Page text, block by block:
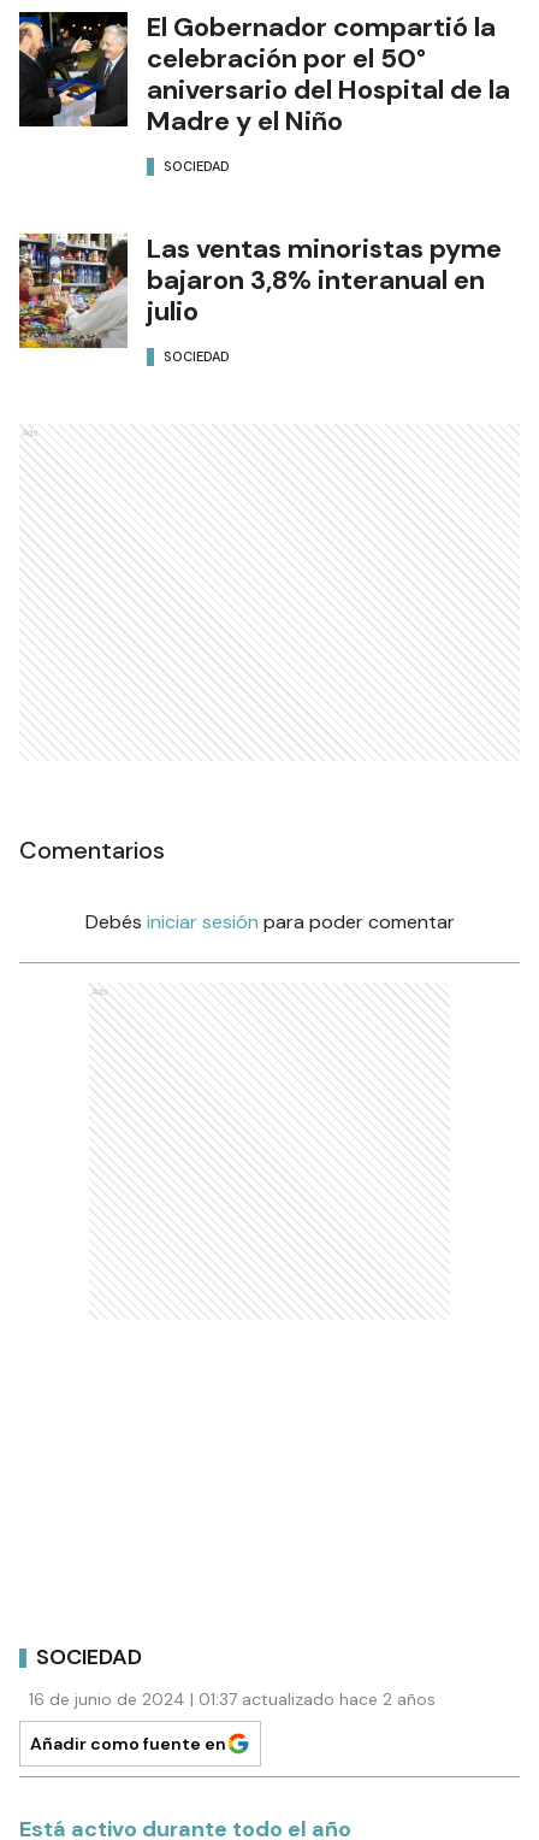
El Gobernador compartió la
celebración por el 50°
aniversario del Hospital de la
Madre y el Niño
SOCIEDAD
Las ventas minoristas pyme
bajaron 3,8% interanual en
julio
SOCIEDAD
Ads
Comentarios
Debés iniciar sesión para poder comentar
Ads
SOCIEDAD
16 de junio de 2024 | 01:37 actualizado hace 2 años
Añadir como fuente en
Está activo durante todo el año